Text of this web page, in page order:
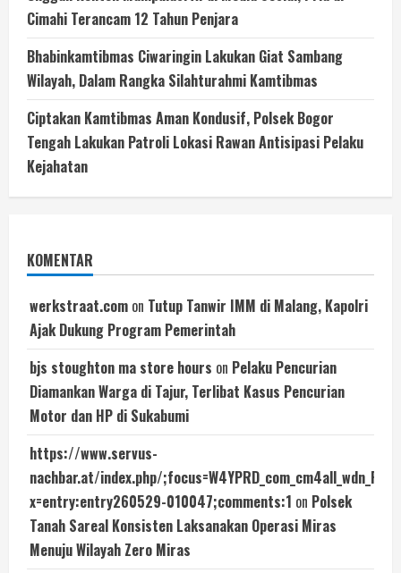
Cimahi Terancam 12 Tahun Penjara
Bhabinkamtibmas Ciwaringin Lakukan Giat Sambang
Wilayah, Dalam Rangka Silahturahmi Kamtibmas
Ciptakan Kamtibmas Aman Kondusif, Polsek Bogor
Tengah Lakukan Patroli Lokasi Rawan Antisipasi Pelaku
Kejahatan
KOMENTAR
werkstraat.com on Tutup Tanwir IMM di Malang, Kapolri
Ajak Dukung Program Pemerintah
bjs stoughton ma store hours on Pelaku Pencurian
Diamankan Warga di Tajur, Terlibat Kasus Pencurian
Motor dan HP di Sukabumi
https://www.servus-
nachbar.at/index.php/
x=entry:entry260529-010047;comments:1 on Polsek
Tanah Sareal Konsisten Laksanakan Operasi Miras
Menuju Wilayah Zero Miras